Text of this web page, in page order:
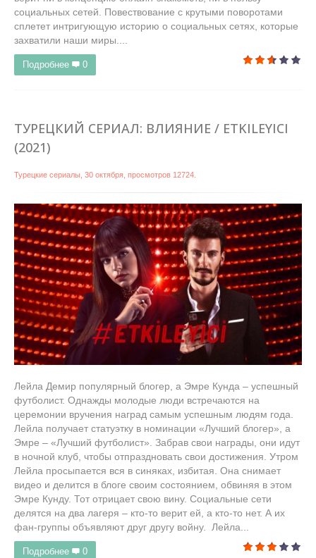
социальных сетей. Повествование с крутыми поворотами
сплетет интригующую историю о социальных сетях, которые
захватили наши миры....
Подробнее 0
ТУРЕЦКИЙ СЕРИАЛ: ВЛИЯНИЕ / ETKILEYICI
(2021)
Турецкие сериалы 30 октября , просмотров 12724.
Лейла Демир популярный блогер, а Эмре Кунда – успешный
футболист. Однажды молодые люди встречаются на
церемонии вручения наград самым успешным людям года.
Лейла получает статуэтку в номинации «Лучший блогер», а
Эмре – «Лучший футболист». Забрав свои награды, они идут
в ночной клуб, чтобы отпраздновать свои достижения. Утром
Лейла просыпается вся в синяках, избитая. Она снимает
видео и делится в блоге своим состоянием, обвиняя в этом
Эмре Кунду. Тот отрицает свою вину. Социальные сети
делятся на два лагеря – кто-то верит ей, а кто-то нет. А их
фан-группы объявляют друг другу войну. Лейла...
Подробнее 0